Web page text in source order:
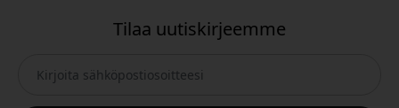
Tilaa uutiskirjeemme